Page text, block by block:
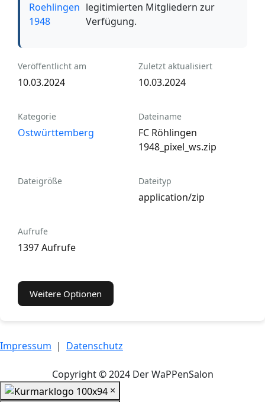
legitimierten Mitgliedern zur
Verfügung.
Veröffentlicht am
10.03.2024
Zuletzt aktualisiert
10.03.2024
Kategorie
Ostwürttemberg
Dateiname
FC Röhlingen
1948_pixel_ws.zip
Dateigröße Dateityp
application/zip
Aufrufe
1397 Aufrufe
Weitere Optionen
Impressum | Datenschutz
Copyright © 2024 Der WaPPenSalon
×